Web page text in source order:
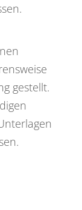
gestellt.